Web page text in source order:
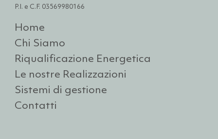
P.I. e C.F. 03569980166
Home
Chi Siamo
Riqualificazione Energetica
Le nostre Realizzazioni
Sistemi di gestione
Contatti